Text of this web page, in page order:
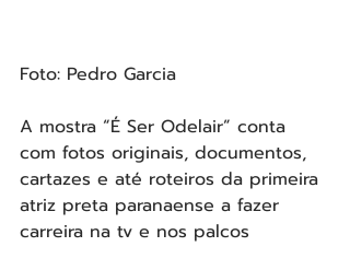
Foto: Pedro Garcia
A mostra “É Ser Odelair” conta
com fotos originais, documentos,
cartazes e até roteiros da primeira
atriz preta paranaense a fazer
carreira na tv e nos palcos